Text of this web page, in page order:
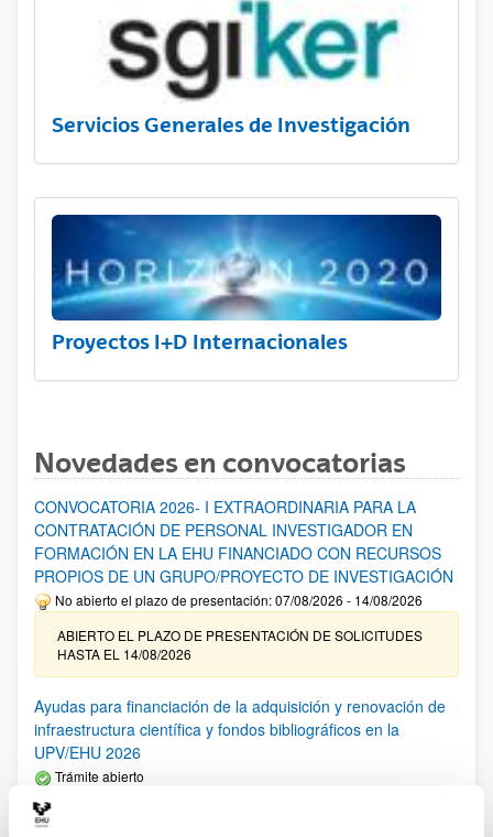
Servicios Generales de Investigación
Proyectos I+D Internacionales
Novedades en convocatorias
CONVOCATORIA 2026- I EXTRAORDINARIA PARA LA
CONTRATACIÓN DE PERSONAL INVESTIGADOR EN
FORMACIÓN EN LA EHU FINANCIADO CON RECURSOS
PROPIOS DE UN GRUPO/PROYECTO DE INVESTIGACIÓN
No abierto el plazo de presentación: 07/08/2026 - 14/08/2026
ABIERTO EL PLAZO DE PRESENTACIÓN DE SOLICITUDES
HASTA EL 14/08/2026
Ayudas para financiación de la adquisición y renovación de
infraestructura científica y fondos bibliográficos en la
UPV/EHU 2026
Trámite abierto